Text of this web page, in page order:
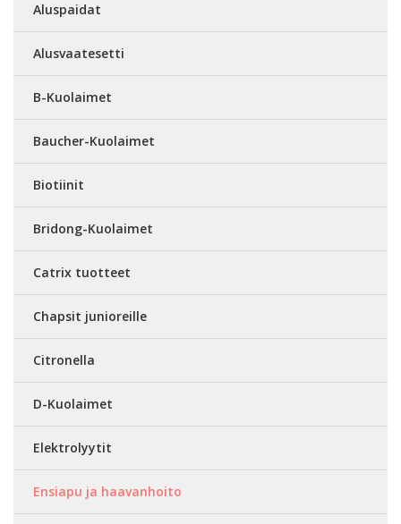
Aluspaidat
Alusvaatesetti
B-Kuolaimet
Baucher-Kuolaimet
Biotiinit
Bridong-Kuolaimet
Catrix tuotteet
Chapsit junioreille
Citronella
D-Kuolaimet
Elektrolyytit
Ensiapu ja haavanhoito